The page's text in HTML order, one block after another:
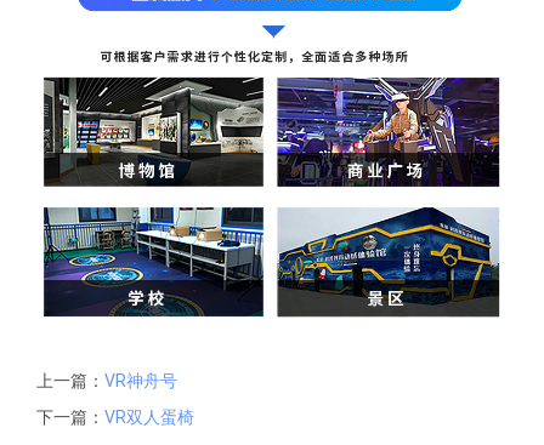
上一篇： VR神舟号
下一篇： VR双人蛋椅